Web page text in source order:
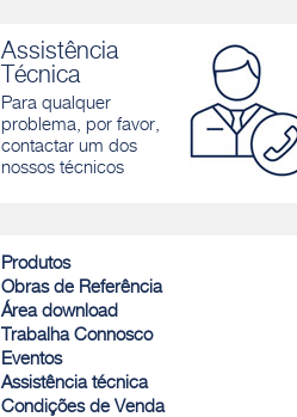
Espelhos de época Acabamento
decorativo mineral à base de cal, de efeito
estuque brilhante.
Descobrir
Assistência
Técnica
Para qualquer
problema, por favor,
contactar um dos
nossos técnicos
Produtos
Obras de Referência
Área download
Trabalha Connosco
Eventos
Assistência técnica
Condições de Venda